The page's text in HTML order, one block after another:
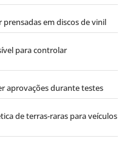
em discos de vinil
para controlar
aprovações durante testes
de terras-raras para veículos